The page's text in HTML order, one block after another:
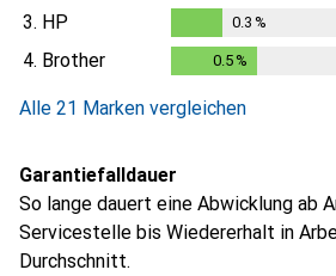
3. HP
0.3%
0.3 %
4. Brother 0.5%
Alle 21 Marken vergleichen
Garantiefalldauer
So lange dauert eine Abwicklung ab
Servicestelle bis Wiedererhalt in
Durchschnitt.